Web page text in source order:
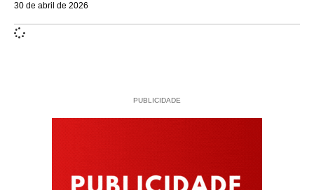
30 de abril de 2026
PUBLICIDADE